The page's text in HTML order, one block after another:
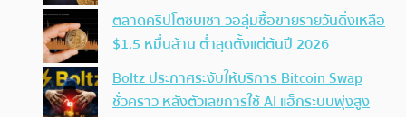
ตลาดคริปโตซบเซา วอลุ่มซื้อขายรายวันดิ่งเหลือ
$1.5 หมื่นล้าน ต่ำสุดตั้งแต่ต้นปี 2026
Boltz ประกาศระงับให้บริการ Bitcoin Swap
ชั่วคราว หลังตัวเลขการใช้ AI แฮ็กระบบพุ่งสูง